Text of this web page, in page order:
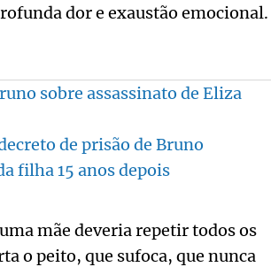
dor e exaustão emocional.
sobre assassinato de Eliza
de prisão de Bruno
filha 15 anos depois
mãe deveria repetir todos os
o peito, que sufoca, que nunca